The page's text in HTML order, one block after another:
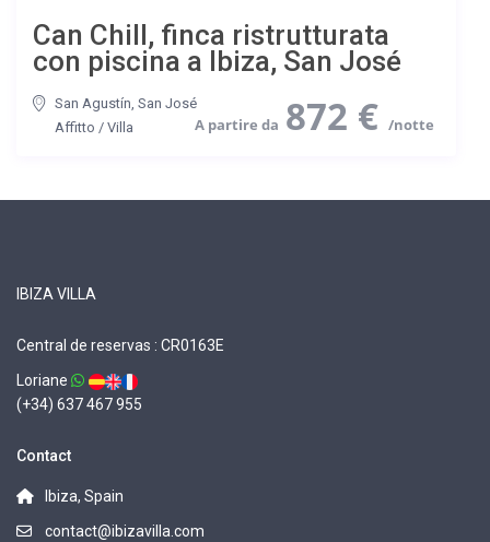
872 €
Can Chill, finca ristrutturata
con piscina a Ibiza, San José
San Agustín,San José
Affitto /Villa
IBIZA VILLA
Central de reservas : CR0163E
Loriane
(+34) 637 467 955
Contact
Ibiza, Spain
contact@ibizavilla.com